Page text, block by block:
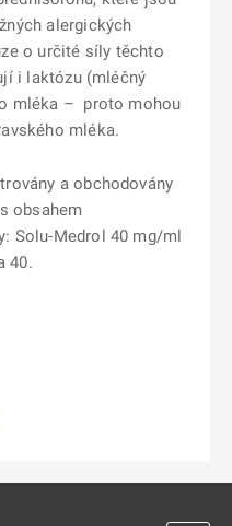
alergických
o určité síly těchto
i laktózu (mléčný
mléka – proto mohou
mléka.
a obchodovány
obsahem
Solu-Medrol 40 mg/ml
40.
kartě
nové kartě
na nové kartě